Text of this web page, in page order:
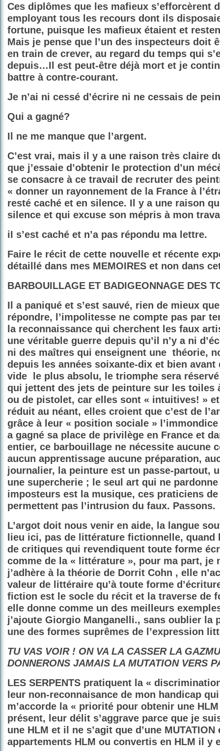
Ces diplômes que les mafieux s’efforcèrent
employant tous les recours dont ils
fortune, puisque les mafieux étaient et
Mais je pense que l’un des inspecteurs doit
en train de crever, au regard du temps qui
depuis…Il est peut-être déjà mort et je
battre à contre-courant.
Je n’ai ni cessé d’écrire ni ne cessais de
Qui a gagné?
Il ne me manque que l’argent.
C’est vrai, mais il y a une raison très claire
que j’essaie d’obtenir le protection d’un
se consacre à ce travail de recruter des
« donner un rayonnement de la France à
resté caché et en silence. Il y a une raison
silence et qui excuse son mépris à mon
iI s’est caché et n’a pas répondu ma lettre.
Faire le récit de cette nouvelle et récente
détaillé dans mes MEMOIRES et non dans
BARBOUILLAGE ET BADIGEONNAGE DES
Il a paniqué et s’est sauvé, rien de mieux
répondre, l’impolitesse ne compte pas par
la reconnaissance qui cherchent les faux
une véritable guerre depuis qu’il n’y a ni
ni des maîtres qui enseignent une théorie,
depuis les années soixante-dix et bien avant
vide
le plus absolu, le triomphe sera
qui jettent des jets de peinture sur les toiles
ou de pistolet, car elles sont « intuitives! »
réduit au néant, elles croient que c’est de
grâce à leur « position sociale »
a gagné sa place de privilège en France et
entier, ce barbouillage ne nécessite aucune
aucun apprentissage aucune préparation,
journalier, la peinture est un passe-partout,
une supercherie ; le seul art qui ne
imposteurs est la musique, ces praticiens
permettent pas l’intrusion du faux. Passons.
L’argot doit nous venir en aide, la langue
lieu ici, pas de littérature fictionnelle, quand
de critiques qui revendiquent toute forme
comme de la « littérature », pour ma part, je
j’adhère à la théorie de Dorrit Cohn , elle
valeur de littéraire qu’à toute forme
fiction est le socle du récit et la traverse de
elle donne comme un des meilleurs
j’ajoute Giorgio Manganelli., sans oublier la
une des formes suprêmes de l’expression
TU VAS VOIR ! ON VA LA CASSER LA
DONNERONS JAMAIS LA MUTATION VERS
LES SERPENTS pratiquent la «
leur non-reconnaisance de mon handicap
m’accorde la « priorité pour obtenir une
présent, leur délit s’aggrave parce que je
une HLM et il ne s’agit que d’une MUTATION
appartements HLM ou convertis en HLM il y